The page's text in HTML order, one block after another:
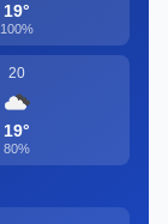
19°
100%
20
19°
80%